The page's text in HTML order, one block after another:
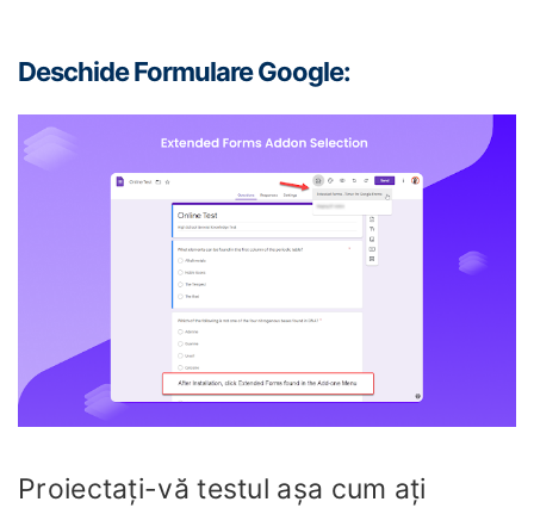
Deschide Formulare Google:
Proiectați-vă testul așa cum ați